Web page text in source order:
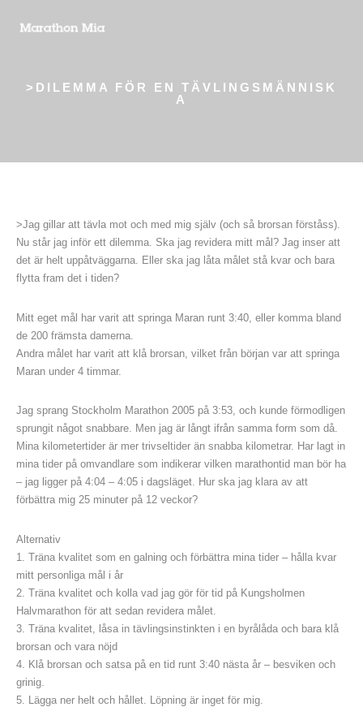
>DILEMMA FÖR EN TÄVLINGSMÄNNISK
A
>Jag gillar att tävla mot och med mig själv (och så brorsan förståss).
Nu står jag inför ett dilemma. Ska jag revidera mitt mål? Jag inser att
det är helt uppåtväggarna. Eller ska jag låta målet stå kvar och bara
flytta fram det i tiden?
Mitt eget mål har varit att springa Maran runt 3:40, eller komma bland
de 200 främsta damerna.
Andra målet har varit att klå brorsan, vilket från början var att springa
Maran under 4 timmar.
Jag sprang Stockholm Marathon 2005 på 3:53, och kunde förmodligen
sprungit något snabbare. Men jag är långt ifrån samma form som då.
Mina kilometertider är mer trivseltider än snabba kilometrar. Har lagt in
mina tider på omvandlare som indikerar vilken marathontid man bör ha
– jag ligger på 4:04 – 4:05 i dagsläget. Hur ska jag klara av att
förbättra mig 25 minuter på 12 veckor?
Alternativ
1. Träna kvalitet som en galning och förbättra mina tider – hålla kvar
mitt personliga mål i år
2. Träna kvalitet och kolla vad jag gör för tid på Kungsholmen
Halvmarathon för att sedan revidera målet.
3. Träna kvalitet, låsa in tävlingsinstinkten i en byrålåda och bara klå
brorsan och vara nöjd
4. Klå brorsan och satsa på en tid runt 3:40 nästa år – besviken och
grinig.
5. Lägga ner helt och hållet. Löpning är inget för mig.